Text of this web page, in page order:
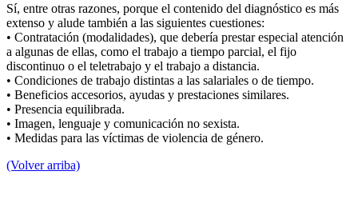
Sí, entre otras razones, porque el contenido del diagnóstico es más
extenso y alude también a las siguientes cuestiones:
• Contratación (modalidades), que debería prestar especial atención
a algunas de ellas, como el trabajo a tiempo parcial, el fijo
discontinuo o el teletrabajo y el trabajo a distancia.
• Condiciones de trabajo distintas a las salariales o de tiempo.
• Beneficios accesorios, ayudas y prestaciones similares.
• Presencia equilibrada.
• Imagen, lenguaje y comunicación no sexista.
• Medidas para las víctimas de violencia de género.
(Volver arriba)